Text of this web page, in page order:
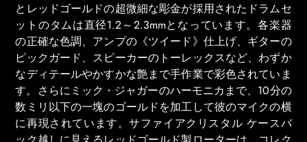
とレッドゴールドの超微細な彫金が採用されたドラムセ
ットのタムは直径1.2～2.3mmとなっています。各楽器
の正確な色調、アンプの《ツイード》仕上げ、ギターの
ピックガード、スピーカーのトーレックスなど、わずか
なディテールやかすかな艶まで手作業で彩色されていま
す。さらにミック・ジャガーのハーモニカまで、10分の
数ミリ以下の一塊のゴールドを加工して彼のマイクの横
に再現されています。サファイアクリスタル ケースバ